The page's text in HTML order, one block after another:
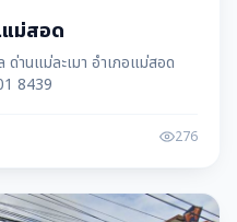
แม่สอด
านแม่ละเมา อำเภอแม่สอด
8439
276